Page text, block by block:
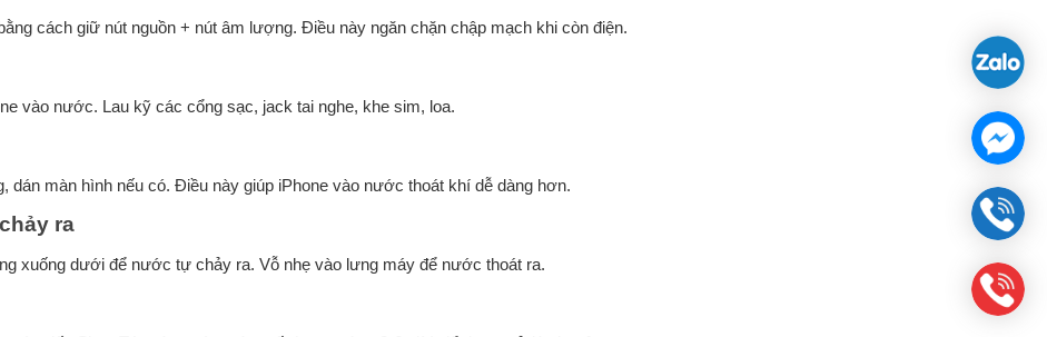
cách giữ nút nguồn + nút âm lượng. Điều này ngăn chặn chập mạch khi còn điện.
vào nước. Lau kỹ các cổng sạc, jack tai nghe, khe sim, loa.
màn hình nếu có. Điều này giúp iPhone vào nước thoát khí dễ dàng hơn.
ra
xuống dưới để nước tự chảy ra. Vỗ nhẹ vào lưng máy để nước thoát ra.